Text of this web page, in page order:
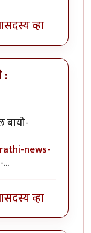
सदस्य व्हा
:
बायो-
news-
-...
सदस्य व्हा